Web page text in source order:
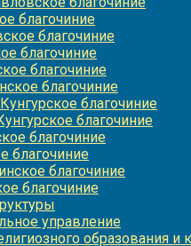
благочиние
благочиние
благочиние
благочиние
благочиние
благочиние
благочиние
благочиние
благочиние
благочиние
благочиние
управление
образования и